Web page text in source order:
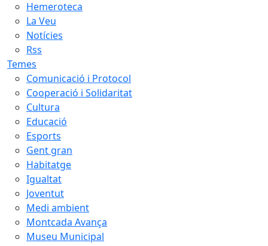
Hemeroteca
La Veu
Notícies
Rss
Temes
Comunicació i Protocol
Cooperació i Solidaritat
Cultura
Educació
Esports
Gent gran
Habitatge
Igualtat
Joventut
Medi ambient
Montcada Avança
Museu Municipal